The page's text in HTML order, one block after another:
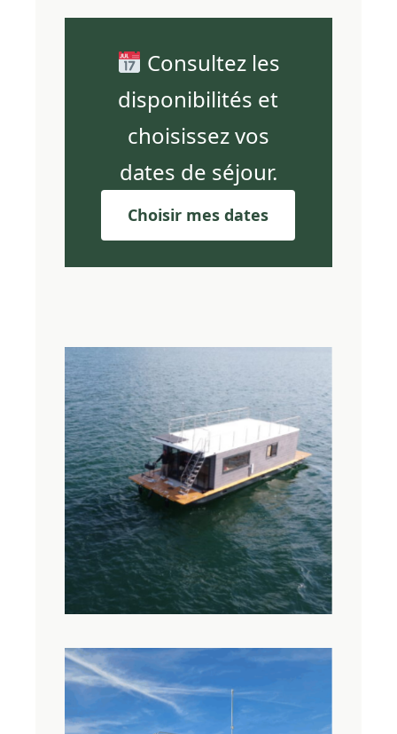
Consultez les
disponibilités et
choisissez vos
dates de séjour.
Choisir mes dates